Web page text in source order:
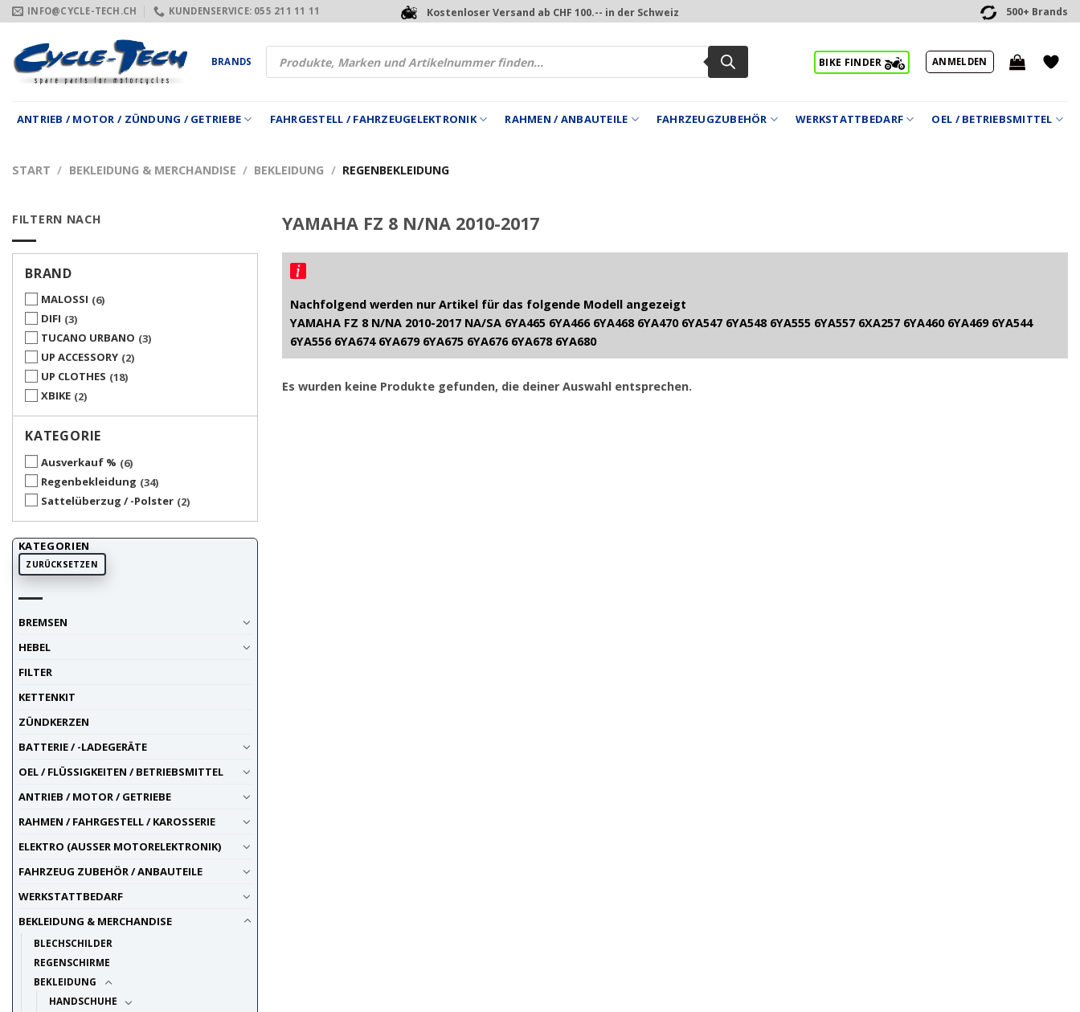
Zum
Inhalt
springen
INFO@CYCLE-TECH.CH KUNDENSERVICE: 055 211 11 11 Kostenloser Versand ab CHF 100.-- in der Schweiz 500+ Brands
BRANDS
Products
search
BIKE FINDER ANMELDEN
ANTRIEB / MOTOR / ZÜNDUNG / GETRIEBE FAHRGESTELL / FAHRZEUGELEKTRONIK RAHMEN / ANBAUTEILE FAHRZEUGZUBEHÖR WERKSTATTBEDARF OEL / BETRIEBSMITTEL
START / BEKLEIDUNG & MERCHANDISE / BEKLEIDUNG / REGENBEKLEIDUNG
FILTERN NACH
BRAND
MALOSSI
6
DIFI 3
TUCANO URBANO 3
UP ACCESSORY 2
UP CLOTHES 18
XBIKE 2
KATEGORIE
Ausverkauf %
6
Regenbekleidung 34
Sattelüberzug / -Polster 2
KATEGORIEN
ZURÜCKSETZEN
BREMSEN
HEBEL
FILTER
KETTENKIT
ZÜNDKERZEN
BATTERIE / -LADEGERÄTE
OEL / FLÜSSIGKEITEN / BETRIEBSMITTEL
ANTRIEB / MOTOR / GETRIEBE
RAHMEN / FAHRGESTELL / KAROSSERIE
ELEKTRO (AUSSER MOTORELEKTRONIK)
FAHRZEUG ZUBEHÖR / ANBAUTEILE
WERKSTATTBEDARF
BEKLEIDUNG & MERCHANDISE
BLECHSCHILDER
REGENSCHIRME
BEKLEIDUNG
HANDSCHUHE
YAMAHA FZ 8 N/NA 2010-2017
Nachfolgend werden nur Artikel für das folgende Modell angezeigt
YAMAHA FZ 8 N/NA 2010-2017 NA/SA 6YA465 6YA466 6YA468 6YA470 6YA547 6YA548 6YA555 6YA557 6XA257 6YA460 6YA469 6YA544
6YA556 6YA674 6YA679 6YA675 6YA676 6YA678 6YA680
Es wurden keine Produkte gefunden, die deiner Auswahl entsprechen.